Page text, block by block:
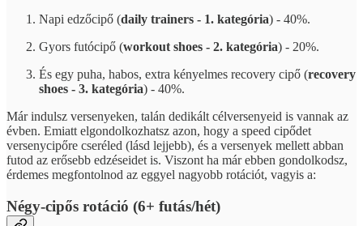
Napi edzőcipő (daily trainers - 1. kategória) - 40%.
Gyors futócipő (workout shoes - 2. kategória) - 20%.
És egy puha, habos, extra kényelmes recovery cipő (recovery
shoes - 3. kategória) - 40%.
Már indulsz versenyeken, talán dedikált célversenyeid is vannak az
évben. Emiatt elgondolkozhatsz azon, hogy a speed cipődet
versenycipőre cseréled (lásd lejjebb), és a versenyek mellett abban
futod az erősebb edzéseidet is. Viszont ha már ebben gondolkodsz,
érdemes megfontolnod az eggyel nagyobb rotációt, vagyis a:
Négy-cipős rotáció (6+ futás/hét)